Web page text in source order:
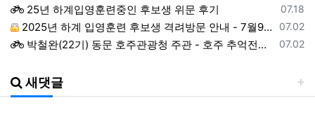
등록일
07.02
2025년 하계 입영훈련 후보생 격려방문 안내 - 7월9일(수)
등록일
07.02
박철완(22기) 동문 호주관광청 주관 - 호주 추억전에 한국화 최초 초청 전시회
등록일
07.02
지휘자 정상일 교수(19기, 조선대) 대한민국휠체어합창단 창단 10주년 기념 제10회 정기연주회
등록일
01.22
예능프로그램 ‘강철부대’ 여군편인 ‘강철부대W’에 ROTC 동문 4인이 출연
등록일
새댓글